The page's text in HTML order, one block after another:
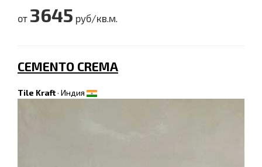
от 3645 руб/кв.м.
CEMENTO CREMA
Tile Kraft· Индия